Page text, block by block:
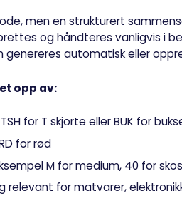
men en strukturert
og håndteres vanligvis i
genereres automatisk eller
opp av:
for T skjorte eller BUK for
for rød
M for medium, 40 for
relevant for matvarer,